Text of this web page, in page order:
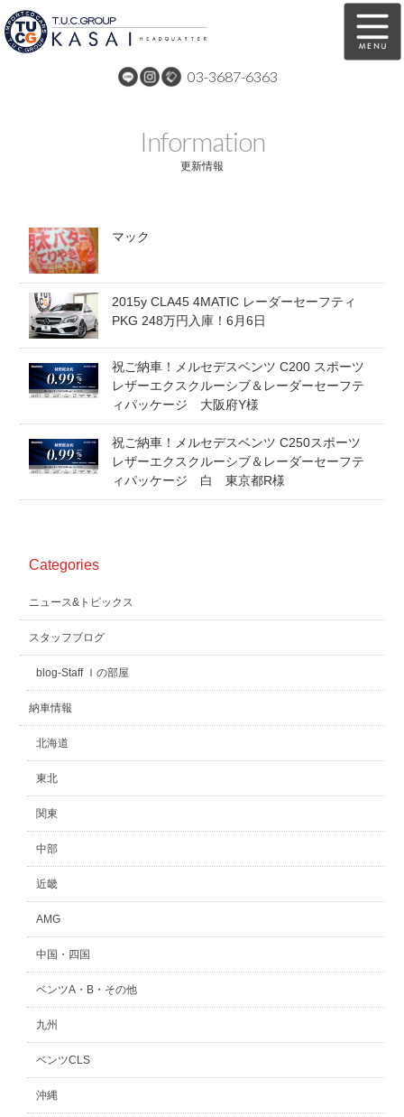
03-3687-6363
全国納車
買取無料査定
スタッフ紹介
お問い合わせ
スタッフblog 納車blog
ホーム T.U.C.GROUP
Information
更新情報
マック
2015y CLA45 4MATIC レーダーセーフティ
PKG 248万円入庫！6月6日
祝ご納車！メルセデスベンツ C200 スポーツ
レザーエクスクルーシブ＆レーダーセーフテ
ィパッケージ 大阪府Y様
祝ご納車！メルセデスベンツ C250スポーツ
レザーエクスクルーシブ＆レーダーセーフテ
ィパッケージ 白 東京都R様
Categories
ニュース&トピックス
スタッフブログ
blog-Staff Ｉの部屋
納車情報
北海道
東北
関東
中部
近畿
AMG
中国・四国
ベンツA・B・その他
九州
ベンツCLS
沖縄